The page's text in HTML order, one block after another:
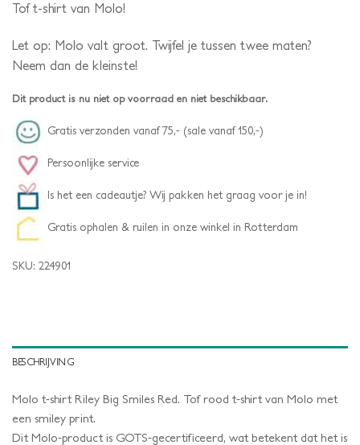
Tof t-shirt van Molo!
Let op: Molo valt groot. Twijfel je tussen twee maten?
Neem dan de kleinste!
Dit product is nu niet op voorraad en niet beschikbaar.
Gratis verzonden vanaf 75,- (sale vanaf 150,-)
Persoonlijke service
Is het een cadeautje? Wij pakken het graag voor je in!
Gratis ophalen & ruilen in onze winkel in Rotterdam
SKU: 224901
BESCHRIJVING
Molo t-shirt Riley Big Smiles Red. Tof rood t-shirt van Molo met
een smiley print.
Dit Molo-product is GOTS-gecertificeerd, wat betekent dat het is